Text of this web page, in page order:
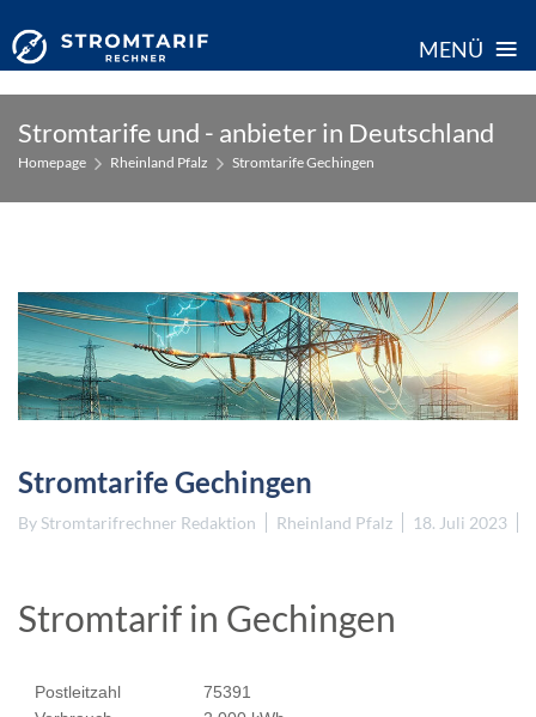
MENÜ ≡
content
Stromtarife und - anbieter in Deutschland
Homepage Rheinland Pfalz Stromtarife Gechingen
Stromtarife Gechingen
By Stromtarifrechner Redaktion Rheinland Pfalz 18. Juli 2023
Stromtarif in Gechingen